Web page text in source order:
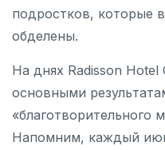
подростков, которые
обделены.
На днях Radisson Hotel
основными
«благотворительного
Напомним, каждый